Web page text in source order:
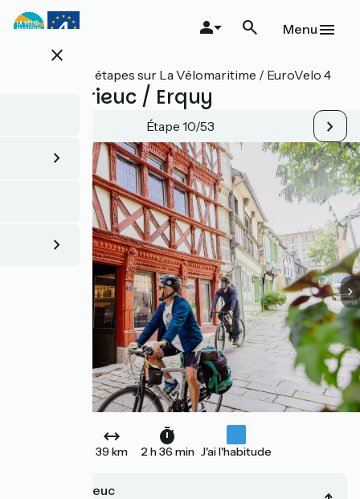
Aller
au
principalclose
Menu
Toutes les étapes sur La Vélomaritime / EuroVelo 4
Saint-Brieuc / Erquy
Étape 10/53
39 km 2 h 36 min J'ai l'habitude
Saint-Brieuc